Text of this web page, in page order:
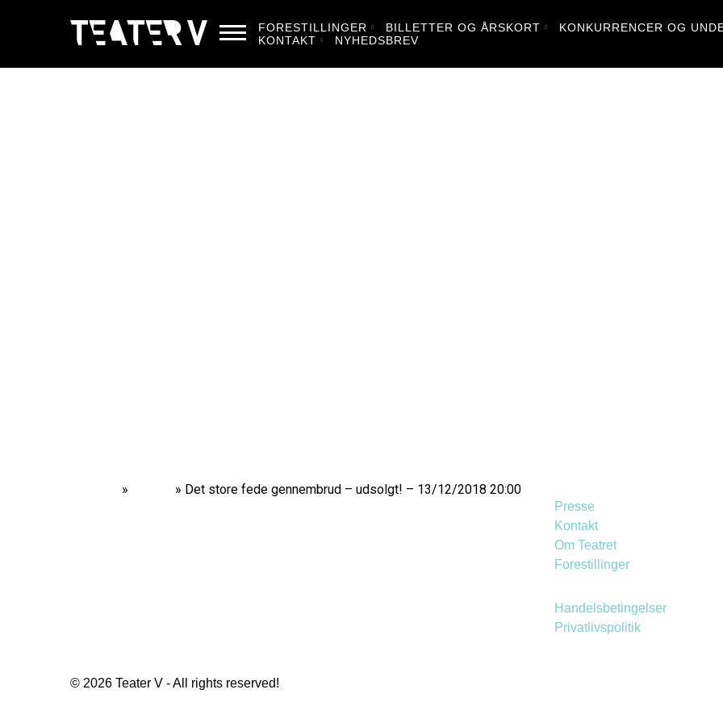
FORESTILLINGER BILLETTER OG ÅRSKORT KONKURRENCER OG
KONTAKT
NYHEDSBREV
» » Det store fede gennembrud – udsolgt! – 13/12/2018 20:00
Presse
Kontakt
Om Teatret
Forestillinger
Handelsbetingelser
Privatlivspolitik
© 2026 Teater V - All rights reserved!